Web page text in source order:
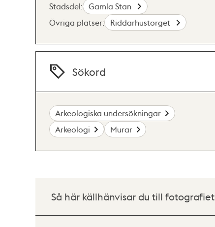
Stadsdel:
Gamla Stan
Övriga platser:
Riddarhustorget
Sökord
Arkeologiska undersökningar
Arkeologi
Murar
Så här källhänvisar du till fotografiet